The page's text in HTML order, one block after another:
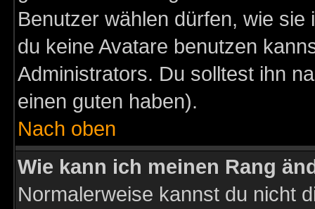
Benutzer wählen dürfen, wie
du keine Avatare benutzen
Administrators. Du solltest ihn
einen guten haben).
Nach oben
Wie kann ich meinen Rang
Normalerweise kannst du nicht